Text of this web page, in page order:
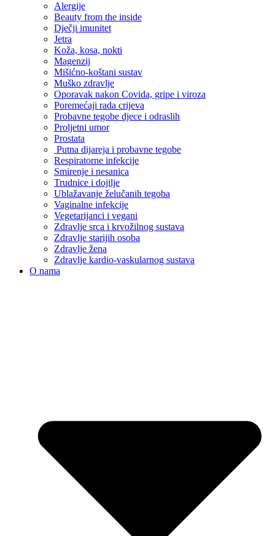
Alergije
Beauty from the inside
Dječji imunitet
Jetra
Koža, kosa, nokti
Magenzij
Mišićno-koštani sustav
Muško zdravlje
Oporavak nakon Covida, gripe i viroza
Poremećaji rada crijeva
Probavne tegobe djece i odraslih
Proljetni umor
Prostata
Putna dijareja i probavne tegobe
Respiratorne infekcije
Smirenje i nesanica
Trudnice i dojilje
Ublažavanje želučanih tegoba
Vaginalne infekcije
Vegetarijanci i vegani
Zdravlje srca i krvožilnog sustava
Zdravlje starijih osoba
Zdravlje žena
Zdravlje kardio-vaskularnog sustava
O nama